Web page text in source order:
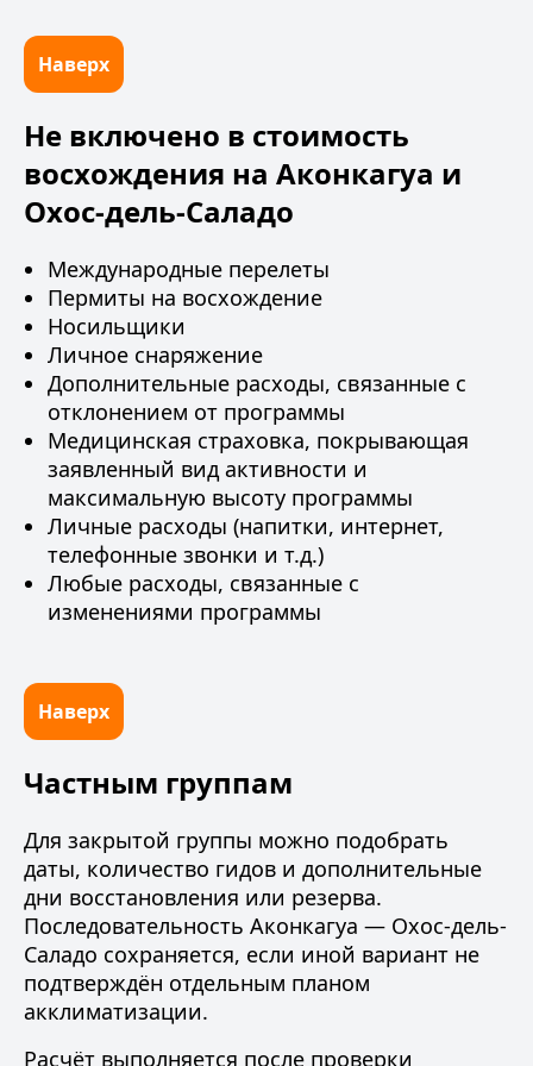
Наверх
Не включено в стоимость
восхождения на Аконкагуа и
Охос-дель-Саладо
Международные перелеты
Пермиты на восхождение
Носильщики
Личное снаряжение
Дополнительные расходы, связанные с
отклонением от программы
Медицинская страховка, покрывающая
заявленный вид активности и
максимальную высоту программы
Личные расходы (напитки, интернет,
телефонные звонки и т.д.)
Любые расходы, связанные с
изменениями программы
Наверх
Частным группам
Для закрытой группы можно подобрать
даты, количество гидов и дополнительные
дни восстановления или резерва.
Последовательность Аконкагуа — Охос-дель-
Саладо сохраняется, если иной вариант не
подтверждён отдельным планом
акклиматизации.
Расчёт выполняется после проверки